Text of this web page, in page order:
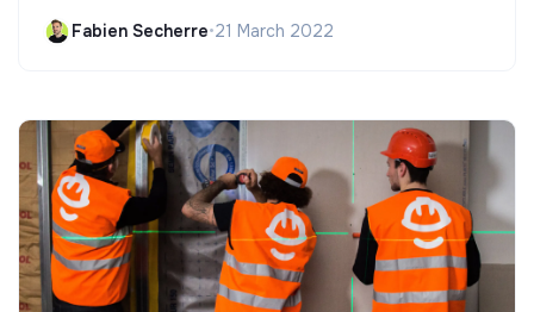
Fabien Secherre•21 March 2022